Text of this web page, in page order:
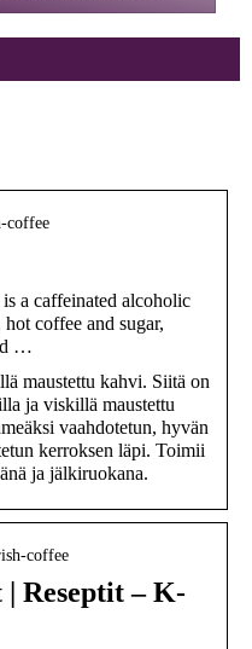
coffee
a caffeinated alcoholic
coffee and sugar,
…
maustettu kahvi. Siitä on
ja viskillä maustettu
vaahdotetun, hyvän
kerroksen läpi. Toimii
ja jälkiruokana.
coffee
Reseptit – K-